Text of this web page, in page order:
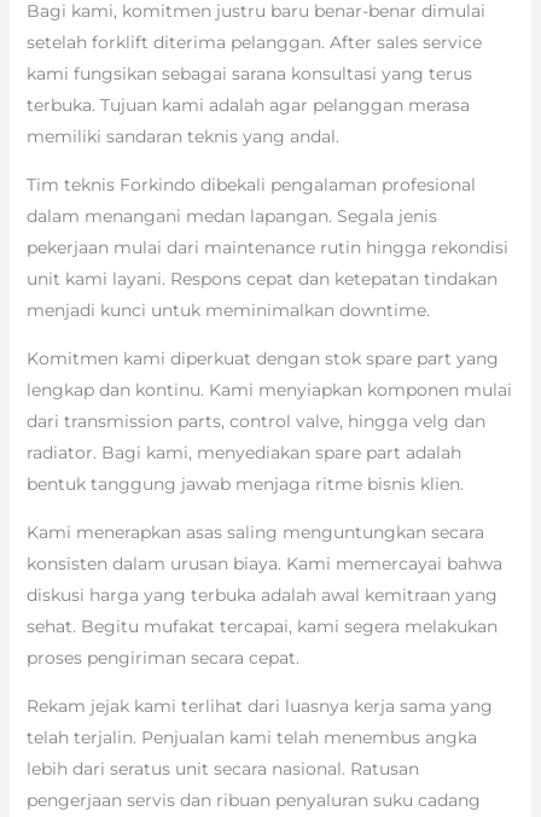
Bagi kami, komitmen justru baru benar-benar dimulai
setelah forklift diterima pelanggan. After sales service
kami fungsikan sebagai sarana konsultasi yang terus
terbuka. Tujuan kami adalah agar pelanggan merasa
memiliki sandaran teknis yang andal.
Tim teknis Forkindo dibekali pengalaman profesional
dalam menangani medan lapangan. Segala jenis
pekerjaan mulai dari maintenance rutin hingga rekondisi
unit kami layani. Respons cepat dan ketepatan tindakan
menjadi kunci untuk meminimalkan downtime.
Komitmen kami diperkuat dengan stok spare part yang
lengkap dan kontinu. Kami menyiapkan komponen mulai
dari transmission parts, control valve, hingga velg dan
radiator. Bagi kami, menyediakan spare part adalah
bentuk tanggung jawab menjaga ritme bisnis klien.
Kami menerapkan asas saling menguntungkan secara
konsisten dalam urusan biaya. Kami memercayai bahwa
diskusi harga yang terbuka adalah awal kemitraan yang
sehat. Begitu mufakat tercapai, kami segera melakukan
proses pengiriman secara cepat.
Rekam jejak kami terlihat dari luasnya kerja sama yang
telah terjalin. Penjualan kami telah menembus angka
lebih dari seratus unit secara nasional. Ratusan
pengerjaan servis dan ribuan penyaluran suku cadang